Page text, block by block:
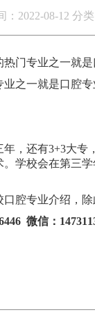
：2022-08-12 分类
门专业之一就
之一就是口腔
，还有3+3大专
学校会在第三
腔专业介绍，
微信：